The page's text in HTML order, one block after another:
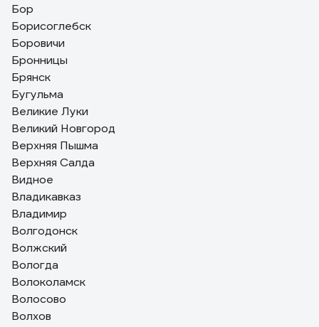
Бор
Борисоглебск
Боровичи
Бронницы
Брянск
Бугульма
Великие Луки
Великий Новгород
Верхняя Пышма
Верхняя Салда
Видное
Владикавказ
Владимир
Волгодонск
Волжский
Вологда
Волоколамск
Волосово
Волхов